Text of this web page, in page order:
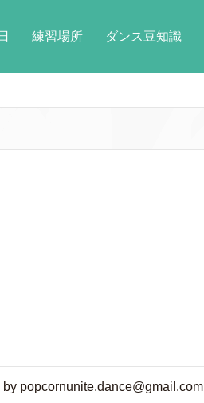
練習場所 ダンス豆知識
by popcornunite.dance@gmail.com